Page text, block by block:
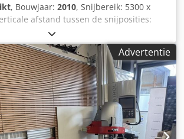
, Bouwjaar: 2010, Snijbereik: 5300 x
afstand tussen de snijposities:
10-25 m/min.
(traploos). Onafhankelijke
Elektronisch positioneersysteem
positioneersysteem CON, EPSy.
bovenaan. Papierhouder.
compleet (2-delig).
Dkedpfxozpzg Is Adwor
Advertentie